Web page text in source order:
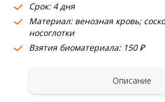
Партнерам
Срок: 4 дня
Материал: венозная кровь;
носоглотки
Взятия биоматериала: 150 ₽
Описание